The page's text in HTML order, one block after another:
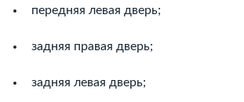
передняя левая дверь;
задняя правая дверь;
задняя левая дверь;